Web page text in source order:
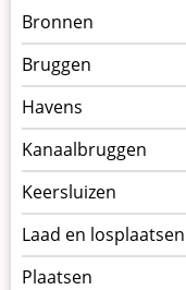
Menu
kunstwerken
op
Bronnen
Bruggen
Havens
Kanaalbruggen
Keersluizen
Laad en losplaatsen
Plaatsen